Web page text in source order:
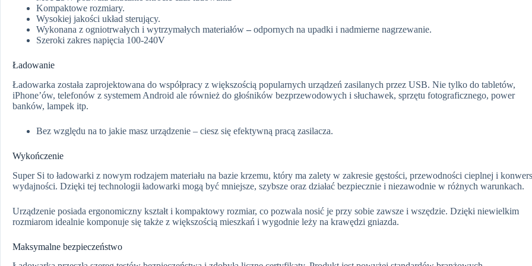
Kompaktowe rozmiary.
Wysokiej jakości układ sterujący.
Wykonana z ogniotrwałych i wytrzymałych materiałów – odpornych na upadki i nadmierne nagrzewanie.
Szeroki zakres napięcia 100-240V
Ładowanie
Ładowarka została zaprojektowana do współpracy z większością popularnych urządzeń zasilanych przez USB. Nie tylko do tabletów,
iPhone’ów, telefonów z systemem Android ale również do głośników bezprzewodowych i słuchawek, sprzętu fotograficznego, power
banków, lampek itp.
Bez względu na to jakie masz urządzenie – ciesz się efektywną pracą zasilacza.
Wykończenie
Super Si to ładowarki z nowym rodzajem materiału na bazie krzemu, który ma zalety w zakresie gęstości, przewodności cieplnej i
wydajności. Dzięki tej technologii ładowarki mogą być mniejsze, szybsze oraz działać bezpiecznie i niezawodnie w różnych warunkach.
Urządzenie posiada ergonomiczny kształt i kompaktowy rozmiar, co pozwala nosić je przy sobie zawsze i wszędzie. Dzięki niewielkim
rozmiarom idealnie komponuje się także z większością mieszkań i wygodnie leży na krawędzi gniazda.
Maksymalne bezpieczeństwo